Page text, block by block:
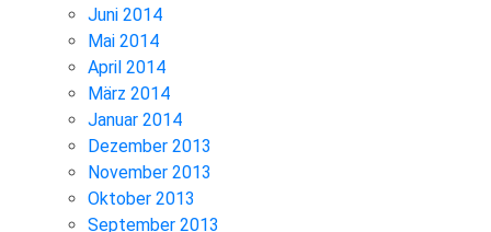
Juni 2014
Mai 2014
April 2014
März 2014
Januar 2014
Dezember 2013
November 2013
Oktober 2013
September 2013